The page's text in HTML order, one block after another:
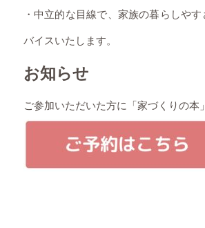
・中立的な目線で、家族の暮らしや
バイスいたします。
お知らせ
ご参加いただいた方に「家づくりの本